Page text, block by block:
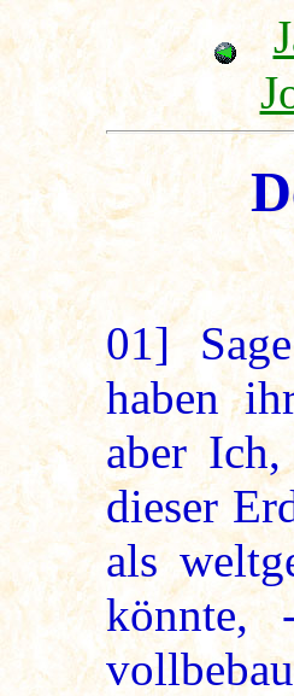
01]
haben
aber
dieser
als
könnte,